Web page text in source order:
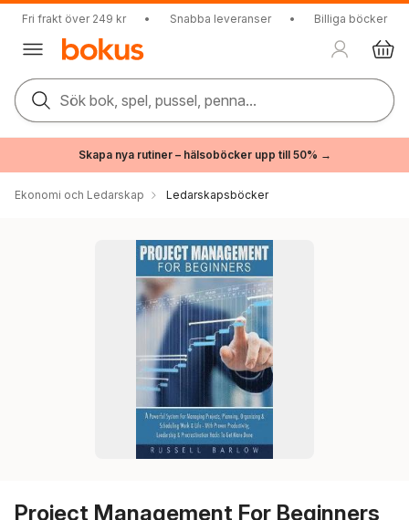
Fri frakt över 249 kr • Snabba leveranser • Billiga böcker
Sök bok, spel, pussel, penna...
Skapa nya rutiner – hälsoböcker upp till 50% →
Ekonomi och Ledarskap Ledarskapsböcker
Project Management For Beginners